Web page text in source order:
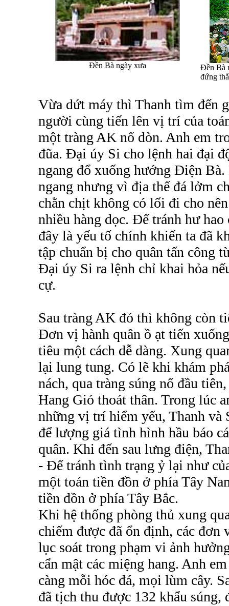
Đền Bà ngày xưa
Đền Bà
đứng
Vừa dứt máy thì Thanh tìm đến
người cùng tiến lên vị trí của
một tràng AK nổ dòn. Anh em
đũa. Đại úy Si cho lệnh hai đại
ngang đổ xuống hướng Điện Bà.
ngang nhưng vì địa thế đá lởm
chằn chịt không có lối đi cho
nhiều hàng dọc. Để tránh hư
đây là yếu tố chính khiến ta đã
tập chuẩn bị cho quân tấn công
Đại úy Si ra lệnh chỉ khai hỏa
cự.
Sau tràng AK đó thì không còn
Đơn vị hành quân ồ ạt tiến
tiêu một cách dễ dàng. Xung
lại lung tung. Có lẽ khi khám
nách, qua tràng súng nổ đầu
Hang Gió thoát thân. Trong lúc
những vị trí hiểm yếu, Thanh và
để lượng giá tình hình hầu báo
quân. Khi đến sau lưng điện,
- Để tránh tình trạng ỷ lại như
một toán tiền đồn ở phía Tây
tiền đồn ở phía Tây Bắc.
Khi hệ thống phòng thủ xung
chiếm được đã ổn định, các đơn
lục soát trong phạm vi ảnh
cẩn mật các miệng hang. Anh
càng mỗi hóc đá, mọi lùm cây.
đã tịch thu được 132 khẩu súng,